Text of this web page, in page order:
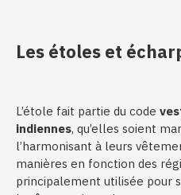
Les étoles et
L’étole fait partie du code
indiennes, qu’elles soient
l’harmonisant à leurs
manières en fonction des
principalement utilisée pour